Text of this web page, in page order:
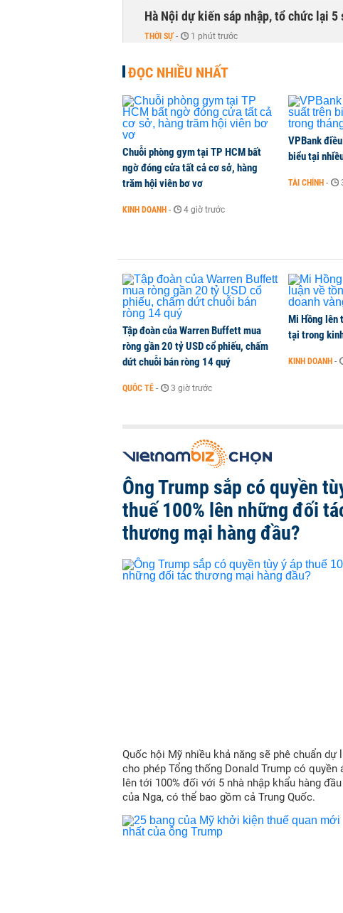
Hà Nội dự kiến sáp nhập, tổ chức lại 5
THỜI SỰ - 1 phút trước
ĐỌC NHIỀU NHẤT
Chuỗi phòng gym tại TP HCM bất
ngờ đóng cửa tất cả cơ sở, hàng
trăm hội viên bơ vơ
KINH DOANH - 4 giờ trước
VPBank
biểu tại
TÀI CHÍNH -
Tập đoàn của Warren Buffett mua
ròng gần 20 tỷ USD cổ phiếu, chấm
dứt chuỗi bán ròng 14 quý
QUỐC TẾ - 3 giờ trước
Mi Hồng lên
tại trong
KINH DOANH -
Ông Trump sắp có quyền
thuế 100% lên những đối
thương mại hàng đầu?
Quốc hội Mỹ nhiều khả năng sẽ phê chuẩn dự
cho phép Tổng thống Donald Trump có quyền
lên tới 100% đối với 5 nhà nhập khẩu hàng
của Nga, có thể bao gồm cả Trung Quốc.